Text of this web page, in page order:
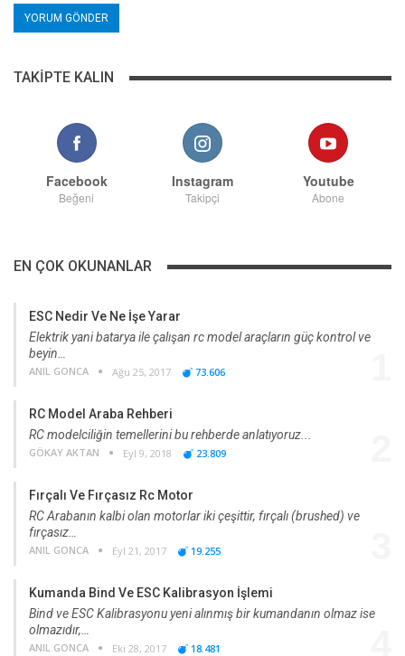
TAKIPTE KALIN
Facebook
Beğeni
Instagram
Takipçi
Youtube
Abone
EN ÇOK OKUNANLAR
ESC Nedir Ve Ne İşe Yarar
Elektrik yani batarya ile çalışan rc model araçların güç kontrol ve
beyin…
ANIL GONCA Ağu 25, 2017 73.606
RC Model Araba Rehberi
RC modelciliğin temellerini bu rehberde anlatıyoruz...
GÖKAY AKTAN Eyl 9, 2018 23.809
Fırçalı Ve Fırçasız Rc Motor
RC Arabanın kalbi olan motorlar iki çeşittir, fırçalı (brushed) ve
fırçasız…
ANIL GONCA Eyl 21, 2017 19.255
Kumanda Bind Ve ESC Kalibrasyon İşlemi
Bind ve ESC Kalibrasyonu yeni alınmış bir kumandanın olmaz ise
olmazıdır,…
ANIL GONCA Eki 28, 2017 18.481